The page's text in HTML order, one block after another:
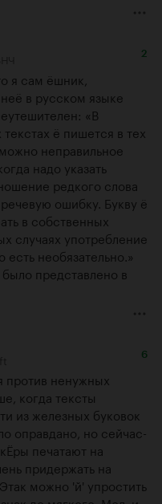
2
я сам ёшник,
в русском языке
«В
ё пишется в тех
неправильное
надо указать
редкого слова
ошибку. Букву ё
в собственных
случаях употребление
есть необязательно.»
представлено в
6
против ненужных
когда тексты
из железных буковок
оправдано, но сейчас-
печатают на
придержать на
можно 'й' упростить